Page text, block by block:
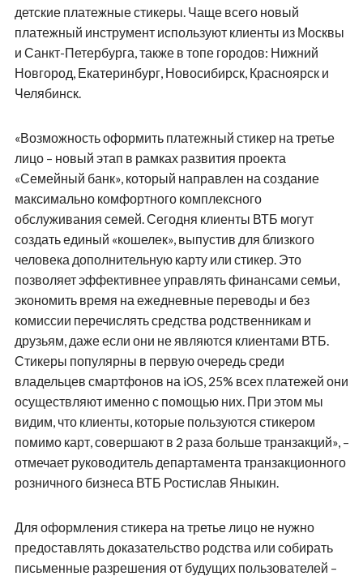
детские платежные стикеры. Чаще всего новый
платежный инструмент используют клиенты из Москвы
и Санкт-Петербурга, также в топе городов: Нижний
Новгород, Екатеринбург, Новосибирск, Красноярск и
Челябинск.
«Возможность оформить платежный стикер на третье
лицо – новый этап в рамках развития проекта
«Семейный банк», который направлен на создание
максимально комфортного комплексного
обслуживания семей. Сегодня клиенты ВТБ могут
создать единый «кошелек», выпустив для близкого
человека дополнительную карту или стикер. Это
позволяет эффективнее управлять финансами семьи,
экономить время на ежедневные переводы и без
комиссии перечислять средства родственникам и
друзьям, даже если они не являются клиентами ВТБ.
Стикеры популярны в первую очередь среди
владельцев смартфонов на iOS, 25% всех платежей они
осуществляют именно с помощью них. При этом мы
видим, что клиенты, которые пользуются стикером
помимо карт, совершают в 2 раза больше транзакций», –
отмечает руководитель департамента транзакционного
розничного бизнеса ВТБ Ростислав Яныкин.
Для оформления стикера на третье лицо не нужно
предоставлять доказательство родства или собирать
письменные разрешения от будущих пользователей –